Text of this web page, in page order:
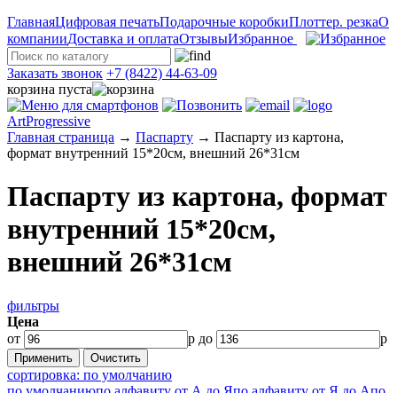
ГлавнаяЦифровая печатьПодарочные коробкиПлоттер. резкаО
компанииДоставка и оплатаОтзывыИзбранное
Заказать звонок +7 (8422) 44-63-09
корзина пуста
ArtProgressive
Главная страница → Паспарту → Паспарту из картона,
формат внутренний 15*20см, внешний 26*31см
Паспарту из картона, формат
внутренний 15*20см,
внешний 26*31см
фильтры
Цена
от
р до р
сортировка: по умолчанию